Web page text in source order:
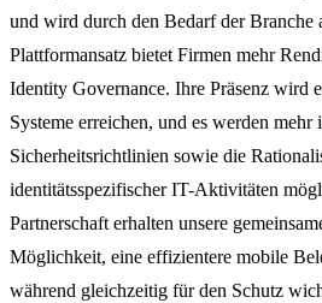
und wird durch den Bedarf der Branche
Plattformansatz bietet Firmen mehr
Identity Governance. Ihre Präsenz wird
Systeme erreichen, und es werden mehr
Sicherheitsrichtlinien sowie die
identitätsspezifischer IT-Aktivitäten
Partnerschaft erhalten unsere
Möglichkeit, eine effizientere mobile
während gleichzeitig für den Schutz